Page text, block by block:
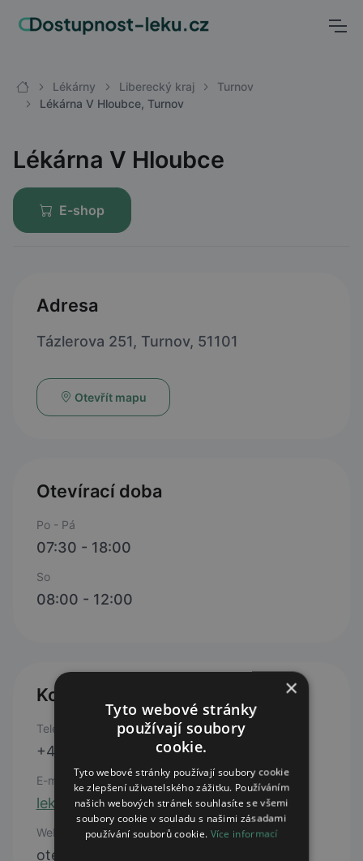
Lékárny Liberecký kraj
Turnov
Lékárna V Hloubce, Turnov
Lékárna V Hloubce
E-shop
Adresa
Tázlerova 251, Turnov, 51101
Otevřít mapu
Otevírací doba
Po - Pá
07:30 - 18:00
So
08:00 - 12:00
Kontakty
Telefon
+420 481 311 116
E-mail
lekarnavhloubce@lekarenskyholding.cz
Web
otevřít web
×
Tyto webové stránky
používají soubory
cookie.
Tyto webové stránky používají soubory cookie
ke zlepšení uživatelského zážitku. Používáním
našich webových stránek souhlasíte se všemi
soubory cookie v souladu s našimi zásadami
používání souborů cookie. Více informací